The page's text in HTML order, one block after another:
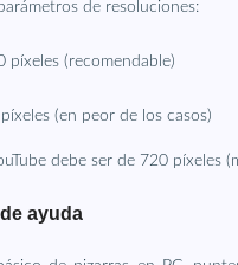
de resoluciones:
(recomendable)
(en peor de los casos)
debe ser de 720 píxeles
ayuda